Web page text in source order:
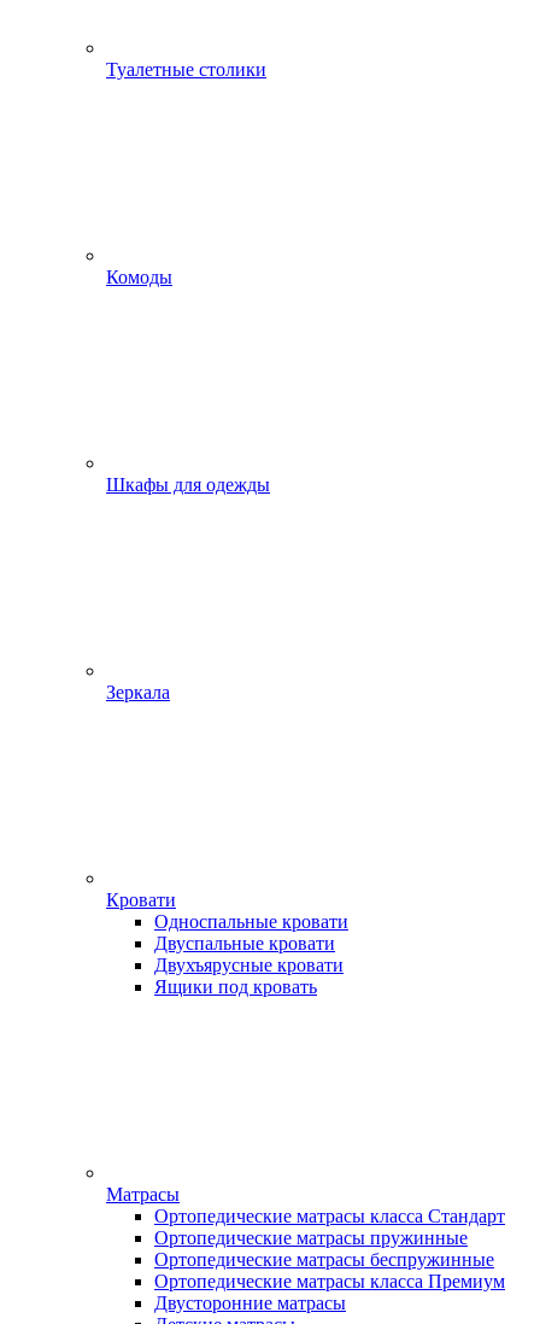
Туалетные столики
Комоды
Шкафы для одежды
Зеркала
Кровати
Односпальные кровати
Двуспальные кровати
Двухъярусные кровати
Ящики под кровать
Матрасы
Ортопедические матрасы класса Стандарт
Ортопедические матрасы пружинные
Ортопедические матрасы беспружинные
Ортопедические матрасы класса Премиум
Двусторонние матрасы